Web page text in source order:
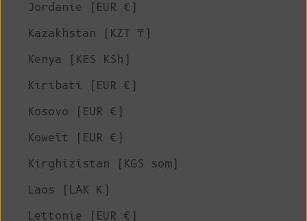
Jordanie (EUR €)
Kazakhstan (KZT ₸)
Kenya (KES KSh)
Kiribati (EUR €)
Kosovo (EUR €)
Koweït (EUR €)
Kirghizistan (KGS som)
Laos (LAK ₭)
Lettonie (EUR €)